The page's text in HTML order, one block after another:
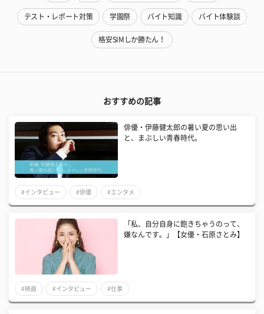
テスト・レポート対策 学園祭 バイト知識 バイト体験談
格安SIMしか勝たん！
おすすめの記事
俳優・伊藤健太郎の暑い夏の思い出
と、まぶしい青春時代。
#インタビュー #俳優 #エンタメ
「私、自分自身に飽きちゃうのって、
嫌なんです。」【女優・石原さとみ】
#映画 #インタビュー #仕事